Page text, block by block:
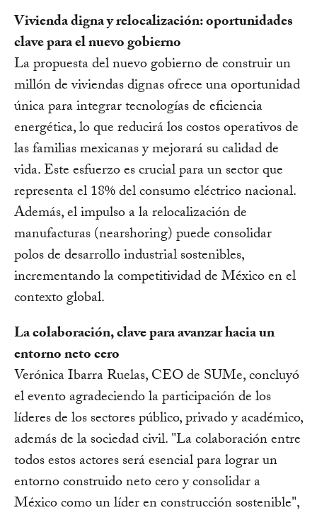
Vivienda digna y relocalización: oportunidades
clave para el nuevo gobierno
La propuesta del nuevo gobierno de construir un
millón de viviendas dignas ofrece una oportunidad
única para integrar tecnologías de eficiencia
energética, lo que reducirá los costos operativos de
las familias mexicanas y mejorará su calidad de
vida. Este esfuerzo es crucial para un sector que
representa el 18% del consumo eléctrico nacional.
Además, el impulso a la relocalización de
manufacturas (nearshoring) puede consolidar
polos de desarrollo industrial sostenibles,
incrementando la competitividad de México en el
contexto global.
La colaboración, clave para avanzar hacia un
entorno neto cero
Verónica Ibarra Ruelas, CEO de SUMe, concluyó
el evento agradeciendo la participación de los
líderes de los sectores público, privado y académico,
además de la sociedad civil. "La colaboración entre
todos estos actores será esencial para lograr un
entorno construido neto cero y consolidar a
México como un líder en construcción sostenible",